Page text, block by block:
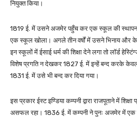
नियुक्त किया।
1819 ई. में उसने अजमेर पहुँच कर एक स्कूल की
एक स्कूल खोला। अगले तीन वर्षों में उसने भिनाय और
इन स्कूलों में ईसाई धर्म की शिक्षा देने लगा तो लॉर्ड
विशेष प्रगति न देखकर 1827 ई. में इन्हें बन्द करके
1831 ई. में उसे भी बन्द कर दिया गया।
इस प्रकार ईस्ट इण्डिया कम्पनी द्वारा राजपूताने में
असफल रहा। 1836 ई. में कम्पनी ने पुनः अजमेर में